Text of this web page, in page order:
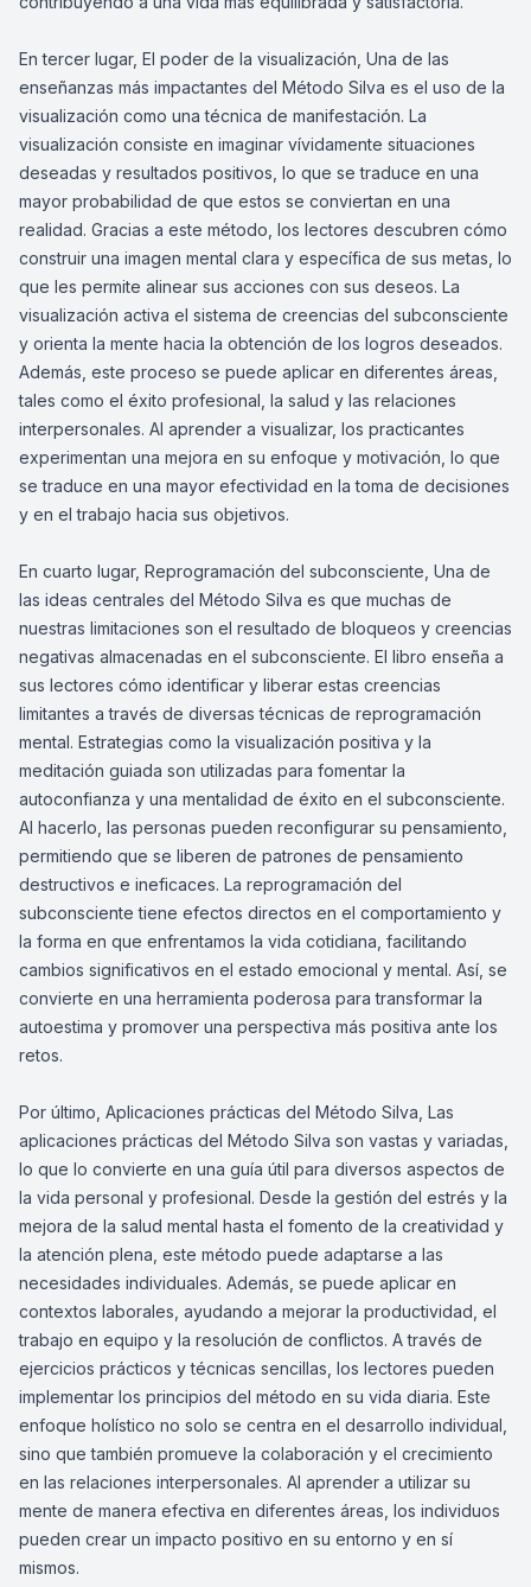
En tercer lugar, El poder de la visualización, Una de las
enseñanzas más impactantes del Método Silva es el uso de la
visualización como una técnica de manifestación. La
visualización consiste en imaginar vívidamente situaciones
deseadas y resultados positivos, lo que se traduce en una
mayor probabilidad de que estos se conviertan en una
realidad. Gracias a este método, los lectores descubren cómo
construir una imagen mental clara y específica de sus metas, lo
que les permite alinear sus acciones con sus deseos. La
visualización activa el sistema de creencias del subconsciente
y orienta la mente hacia la obtención de los logros deseados.
Además, este proceso se puede aplicar en diferentes áreas,
tales como el éxito profesional, la salud y las relaciones
interpersonales. Al aprender a visualizar, los practicantes
experimentan una mejora en su enfoque y motivación, lo que
se traduce en una mayor efectividad en la toma de decisiones
y en el trabajo hacia sus objetivos.
En cuarto lugar, Reprogramación del subconsciente, Una de
las ideas centrales del Método Silva es que muchas de
nuestras limitaciones son el resultado de bloqueos y creencias
negativas almacenadas en el subconsciente. El libro enseña a
sus lectores cómo identificar y liberar estas creencias
limitantes a través de diversas técnicas de reprogramación
mental. Estrategias como la visualización positiva y la
meditación guiada son utilizadas para fomentar la
autoconfianza y una mentalidad de éxito en el subconsciente.
Al hacerlo, las personas pueden reconfigurar su pensamiento,
permitiendo que se liberen de patrones de pensamiento
destructivos e ineficaces. La reprogramación del
subconsciente tiene efectos directos en el comportamiento y
la forma en que enfrentamos la vida cotidiana, facilitando
cambios significativos en el estado emocional y mental. Así, se
convierte en una herramienta poderosa para transformar la
autoestima y promover una perspectiva más positiva ante los
retos.
Por último, Aplicaciones prácticas del Método Silva, Las
aplicaciones prácticas del Método Silva son vastas y variadas,
lo que lo convierte en una guía útil para diversos aspectos de
la vida personal y profesional. Desde la gestión del estrés y la
mejora de la salud mental hasta el fomento de la creatividad y
la atención plena, este método puede adaptarse a las
necesidades individuales. Además, se puede aplicar en
contextos laborales, ayudando a mejorar la productividad, el
trabajo en equipo y la resolución de conflictos. A través de
ejercicios prácticos y técnicas sencillas, los lectores pueden
implementar los principios del método en su vida diaria. Este
enfoque holístico no solo se centra en el desarrollo individual,
sino que también promueve la colaboración y el crecimiento
en las relaciones interpersonales. Al aprender a utilizar su
mente de manera efectiva en diferentes áreas, los individuos
pueden crear un impacto positivo en su entorno y en sí
mismos.